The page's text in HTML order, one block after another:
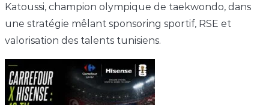
Katoussi, champion olympique de taekwondo, dans
une stratégie mêlant sponsoring sportif, RSE et
valorisation des talents tunisiens.